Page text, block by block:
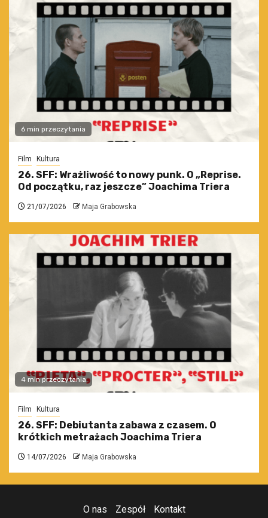
6 min przeczytania
Film Kultura
26. SFF: Wrażliwość to nowy punk. O „Reprise.
Od początku, raz jeszcze” Joachima Triera
21/07/2026 Maja Grabowska
4 min przeczytania
Film Kultura
26. SFF: Debiutanta zabawa z czasem. O
krótkich metrażach Joachima Triera
14/07/2026 Maja Grabowska
O nas Zespół Kontakt